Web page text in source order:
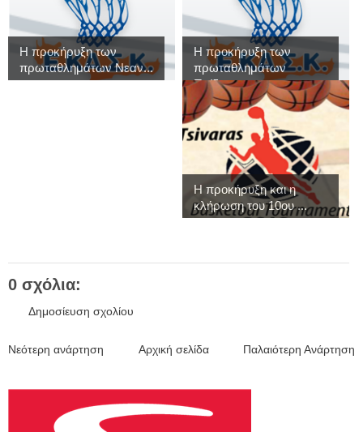
Η προκήρυξη των
πρωταθλημάτων Νεαν...
Η προκήρυξη των
πρωταθλημάτων
Παίδω...
Η προκήρυξη και η
κλήρωση του 10ου ...
0 σχόλια:
Δημοσίευση σχολίου
Νεότερη ανάρτηση Παλαιότερη Ανάρτηση
Αρχική σελίδα